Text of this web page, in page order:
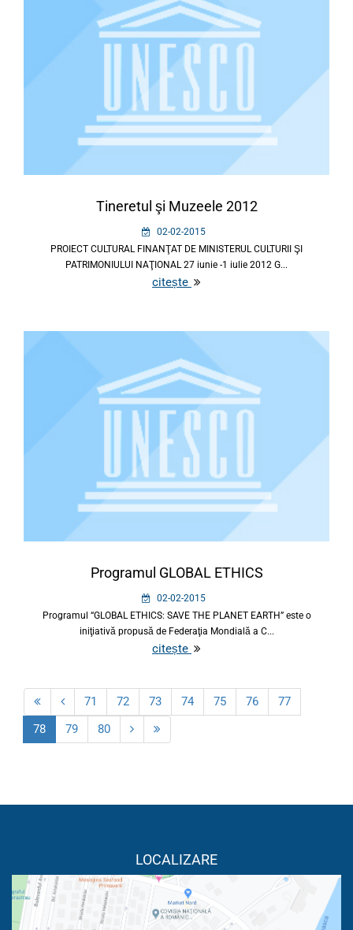
Tineretul şi Muzeele 2012
02-02-2015
PROIECT CULTURAL FINANŢAT DE MINISTERUL CULTURII ŞI
PATRIMONIULUI NAŢIONAL 27 iunie -1 iulie 2012 G...
citește
Programul GLOBAL ETHICS
02-02-2015
Programul “GLOBAL ETHICS: SAVE THE PLANET EARTH” este o
iniţiativă propusă de Federaţia Mondială a C...
citește
71 72 73 74 75 76
77
78
79 80
LOCALIZARE